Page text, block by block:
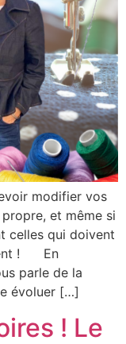
modifier vos
et même si
celles qui doivent
! En
parle de la
évoluer […]
! Le